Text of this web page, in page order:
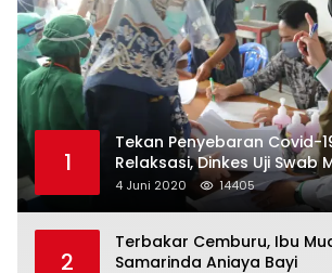
1
Tekan Penyebaran Covid-
Relaksasi, Dinkes Uji Swab
Pelabuhan Samarinda
4 Juni 2020 14405
2
Terbakar Cemburu, Ibu
Samarinda Aniaya Bayi